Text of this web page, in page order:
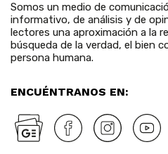
Somos un medio de
informativo, de análisis y de
lectores una aproximación a la
búsqueda de la verdad, el bien
persona humana.
ENCUÉNTRANOS EN: